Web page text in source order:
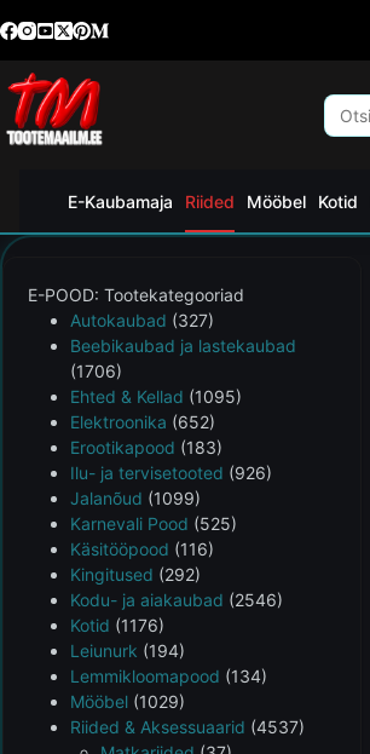
E-Kaubamaja Riided Mööbel Kotid
E-POOD: Tootekategooriad
Autokaubad (327)
Beebikaubad ja lastekaubad
(1706)
Ehted & Kellad (1095)
Elektroonika (652)
Erootikapood (183)
Ilu- ja tervisetooted (926)
Jalanõud (1099)
Karnevali Pood (525)
Käsitööpood (116)
Kingitused (292)
Kodu- ja aiakaubad (2546)
Kotid (1176)
Leiunurk (194)
Lemmikloomapood (134)
Mööbel (1029)
Riided & Aksessuaarid (4537)